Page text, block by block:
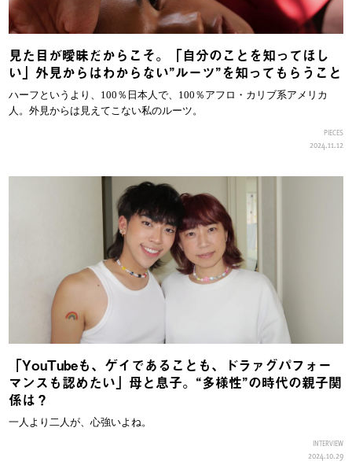
見た目が曖昧だからこそ。「自分のことを知ってほし
い」外見からはわからない”ルーツ”を知ってもらうこと
ハーフというより、100％日本人で、100％アフロ・カリブ系アメリカ
人。外見からは見えてこない私のルーツ。
PIECES
2024.11.12
「YouTubeも、ゲイであることも、ドラァグパフォー
マンスも認めたい」母と息子。“多様性”の時代の親子関
係は？
一人より二人が、心強いよね。
INTERVIEW
2024.10.29